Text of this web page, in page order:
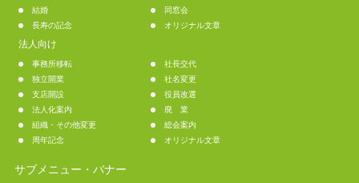
結婚
同窓会
長寿の記念
オリジナル文章
法人向け
事務所移転
社長交代
独立開業
社名変更
支店開設
役員改選
法人化案内
廃 業
組織・その他変更
総会案内
周年記念
オリジナル文章
サブメニュー・バナー